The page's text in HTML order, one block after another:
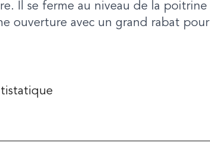
Il se ferme au niveau de la poitrine
ouverture avec un grand rabat pour